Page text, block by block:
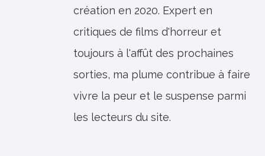
création en 2020. Expert en
critiques de films d'horreur et
toujours à l'affût des prochaines
sorties, ma plume contribue à faire
vivre la peur et le suspense parmi
les lecteurs du site.